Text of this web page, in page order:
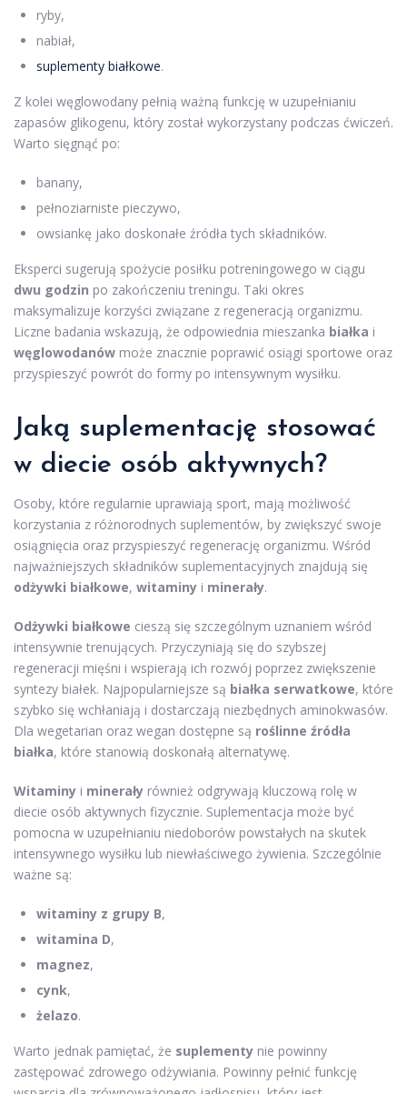
ryby,
nabiał,
suplementy białkowe.
Z kolei węglowodany pełnią ważną funkcję w uzupełnianiu
zapasów glikogenu, który został wykorzystany podczas ćwiczeń.
Warto sięgnąć po:
banany,
pełnoziarniste pieczywo,
owsiankę jako doskonałe źródła tych składników.
Eksperci sugerują spożycie posiłku potreningowego w ciągu
dwu godzin po zakończeniu treningu. Taki okres
maksymalizuje korzyści związane z regeneracją organizmu.
Liczne badania wskazują, że odpowiednia mieszanka białka i
węglowodanów może znacznie poprawić osiągi sportowe oraz
przyspieszyć powrót do formy po intensywnym wysiłku.
Jaką suplementację stosować
w diecie osób aktywnych?
Osoby, które regularnie uprawiają sport, mają możliwość
korzystania z różnorodnych suplementów, by zwiększyć swoje
osiągnięcia oraz przyspieszyć regenerację organizmu. Wśród
najważniejszych składników suplementacyjnych znajdują się
odżywki białkowe, witaminy i minerały.
Odżywki białkowe cieszą się szczególnym uznaniem wśród
intensywnie trenujących. Przyczyniają się do szybszej
regeneracji mięśni i wspierają ich rozwój poprzez zwiększenie
syntezy białek. Najpopularniejsze są białka serwatkowe, które
szybko się wchłaniają i dostarczają niezbędnych aminokwasów.
Dla wegetarian oraz wegan dostępne są roślinne źródła
białka, które stanowią doskonałą alternatywę.
Witaminy i minerały również odgrywają kluczową rolę w
diecie osób aktywnych fizycznie. Suplementacja może być
pomocna w uzupełnianiu niedoborów powstałych na skutek
intensywnego wysiłku lub niewłaściwego żywienia. Szczególnie
ważne są:
witaminy z grupy B,
witamina D,
magnez,
cynk,
żelazo.
Warto jednak pamiętać, że suplementy nie powinny
zastępować zdrowego odżywiania. Powinny pełnić funkcję